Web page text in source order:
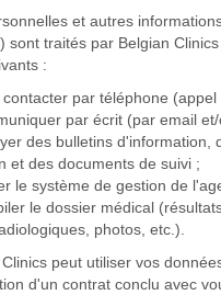
et autres
sont traités par Belgian
:
contacter par téléphone
par écrit (par email
des bulletins d'information,
et des documents de suivi ;
le système de gestion de
le dossier médical
photos, etc.).
peut utiliser vos
d'un contrat conclu avec